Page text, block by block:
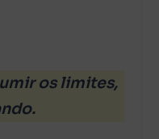
os limites,